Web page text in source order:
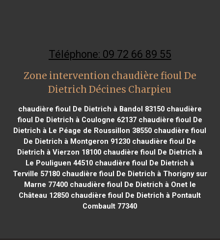
Téléphone: 09 72 66 89 55
Zone intervention chaudière fioul De
Dietrich Décines Charpieu
chaudière fioul De Dietrich à Bandol 83150chaudière
fioul De Dietrich à Coulogne 62137chaudière fioul De
Dietrich à Le Péage de Roussillon 38550 chaudière fioul
De Dietrich à Montgeron 91230 chaudière fioul De
Dietrich à Vierzon 18100 chaudière fioul De Dietrich à
Le Pouliguen 44510 chaudière fioul De Dietrich à
Terville 57180chaudière fioul De Dietrich à Thorigny sur
Marne 77400chaudière fioul De Dietrich à Onet le
Château 12850 chaudière fioul De Dietrich à Pontault
Combault 77340